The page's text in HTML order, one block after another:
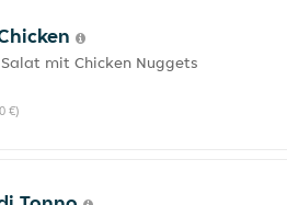
mit Chicken Nuggets
€)